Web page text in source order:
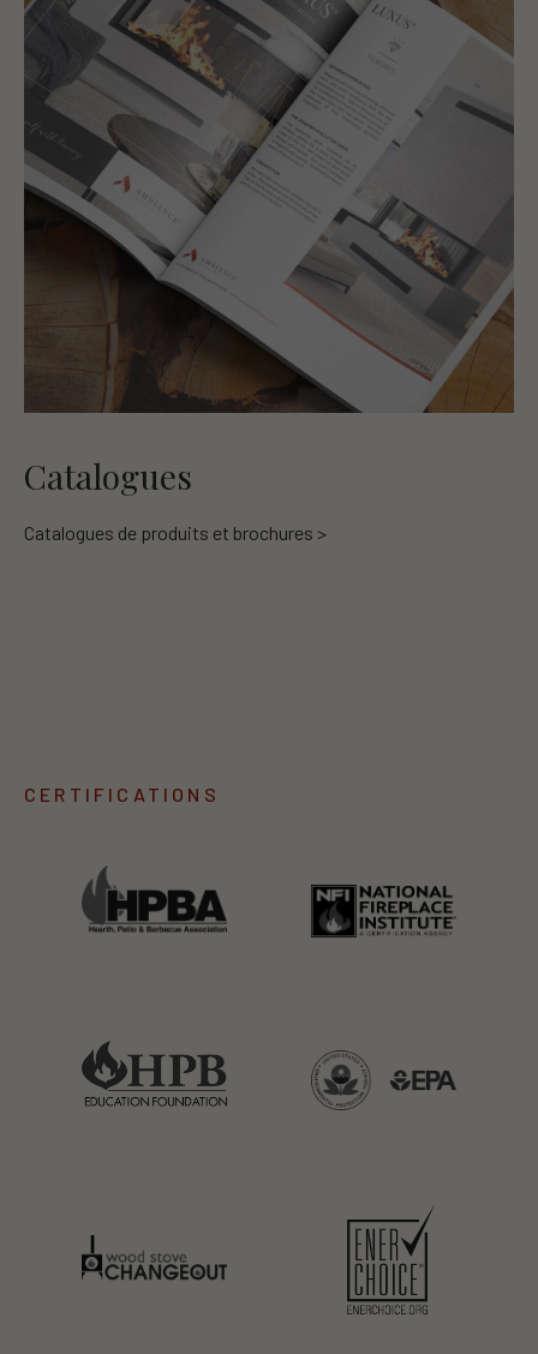
Catalogues
Catalogues de produits et brochures >
CERTIFICATIONS